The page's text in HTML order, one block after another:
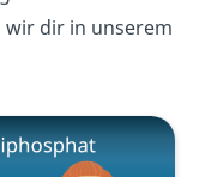
wir dir in unserem